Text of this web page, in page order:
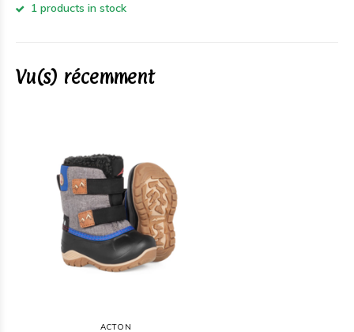
1 products in stock
Vu(s) récemment
ACTON